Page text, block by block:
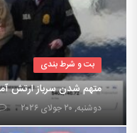
بت و شرط بندی
متهم شدن سرباز ارتش
دوشنبه, ۲۰ جولای ۲۰۲۶